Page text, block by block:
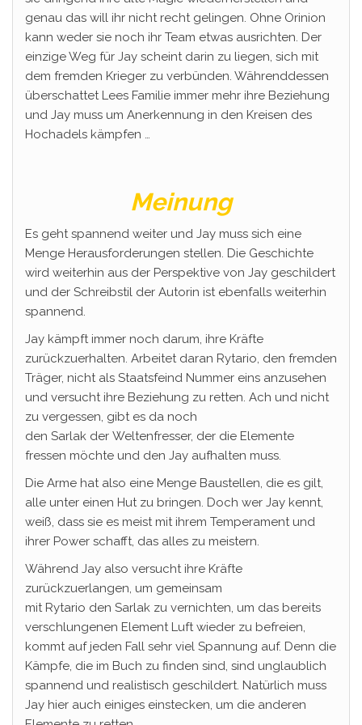
genau das will ihr nicht recht gelingen. Ohne Orinion
kann weder sie noch ihr Team etwas ausrichten. Der
einzige Weg für Jay scheint darin zu liegen, sich mit
dem fremden Krieger zu verbünden. Währenddessen
überschattet Lees Familie immer mehr ihre Beziehung
und Jay muss um Anerkennung in den Kreisen des
Hochadels kämpfen …
Meinung
Es geht spannend weiter und Jay muss sich eine
Menge Herausforderungen stellen. Die Geschichte
wird weiterhin aus der Perspektive von Jay geschildert
und der Schreibstil der Autorin ist ebenfalls weiterhin
spannend.
Jay kämpft immer noch darum, ihre Kräfte
zurückzuerhalten. Arbeitet daran Rytario, den fremden
Träger, nicht als Staatsfeind Nummer eins anzusehen
und versucht ihre Beziehung zu retten. Ach und nicht
zu vergessen, gibt es da noch
den Sarlak der Weltenfresser, der die Elemente
fressen möchte und den Jay aufhalten muss.
Die Arme hat also eine Menge Baustellen, die es gilt,
alle unter einen Hut zu bringen. Doch wer Jay kennt,
weiß, dass sie es meist mit ihrem Temperament und
ihrer Power schafft, das alles zu meistern.
Während Jay also versucht ihre Kräfte
zurückzuerlangen, um gemeinsam
mit Rytario den Sarlak zu vernichten, um das bereits
verschlungenen Element Luft wieder zu befreien,
kommt auf jeden Fall sehr viel Spannung auf. Denn die
Kämpfe, die im Buch zu finden sind, sind unglaublich
spannend und realistisch geschildert. Natürlich muss
Jay hier auch einiges einstecken, um die anderen